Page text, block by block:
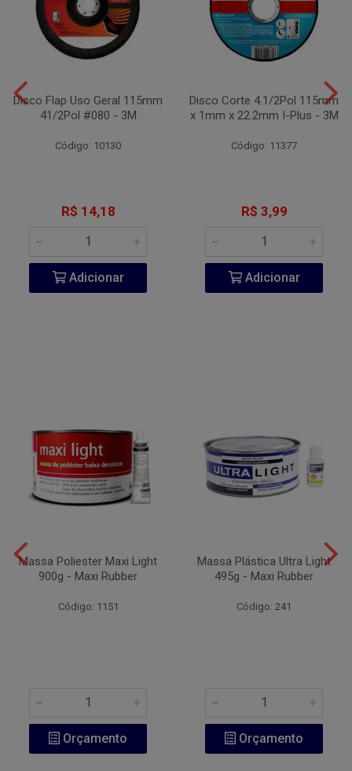
Disco Flap Uso Geral 115mm
41/2Pol #080 - 3M
Código: 10130
R$ 14,18
Adicionar
Disco Corte 4.1/2Pol 115mm
x 1mm x 22.2mm I-Plus - 3M
Código: 11377
R$ 3,99
Adicionar
Massa Poliester Maxi Light
900g - Maxi Rubber
Código: 1151
Orçamento
Massa Plástica Ultra Light
495g - Maxi Rubber
Código: 241
Orçamento